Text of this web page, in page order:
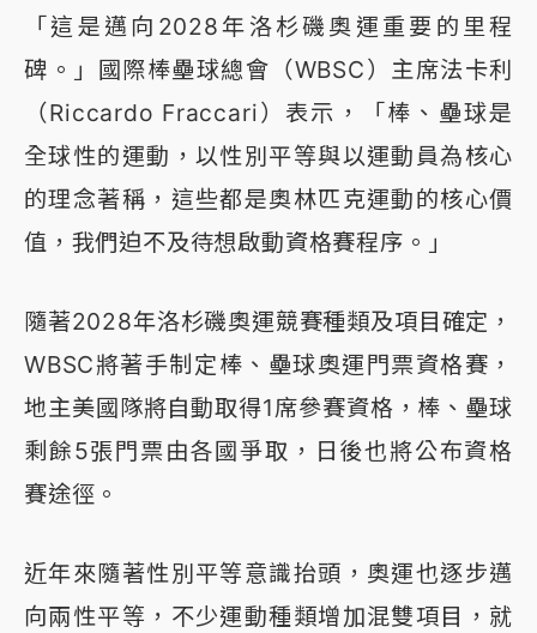
「這是邁向2028年洛杉磯奧運重要的里程
碑。」國際棒壘球總會（WBSC）主席法卡利
（Riccardo Fraccari）表示，「棒、壘球是
全球性的運動，以性別平等與以運動員為核心
的理念著稱，這些都是奧林匹克運動的核心價
值，我們迫不及待想啟動資格賽程序。」
隨著2028年洛杉磯奧運競賽種類及項目確定，
WBSC將著手制定棒、壘球奧運門票資格賽，
地主美國隊將自動取得1席參賽資格，棒、壘球
剩餘5張門票由各國爭取，日後也將公布資格
賽途徑。
近年來隨著性別平等意識抬頭，奧運也逐步邁
向兩性平等，不少運動種類增加混雙項目，就